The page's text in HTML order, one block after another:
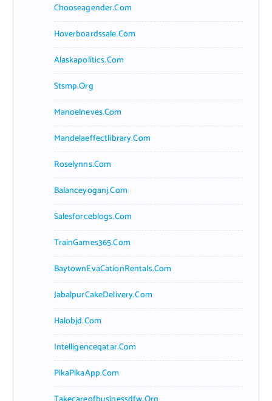
Chooseagender.com
Hoverboardssale.com
Alaskapolitics.com
Stsmp.org
Manoelneves.com
Mandelaeffectlibrary.com
Roselynns.com
Balanceyoganj.com
Salesforceblogs.com
TrainGames365.com
BaytownEvaCationRentals.com
JabalpurCakeDelivery.com
Halobjd.com
Intelligenceqatar.com
PikaPikaApp.com